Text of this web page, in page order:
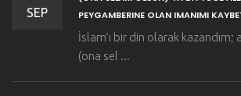
SEP
PEYGAMBERINE OLAN IMANIMI
İslam’ı bir din olarak kazandım;
(ona sel ...